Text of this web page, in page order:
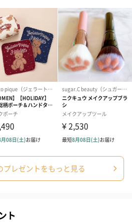
お届けします。
コットン巾着 【誕生
日】（スモーキーピン
ク）S（550円）
とう】 S（550
たします。
プレゼントをもっと見る
ト